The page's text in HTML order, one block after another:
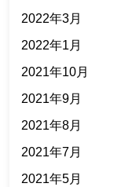
2022年3月
2022年1月
2021年10月
2021年9月
2021年8月
2021年7月
2021年5月